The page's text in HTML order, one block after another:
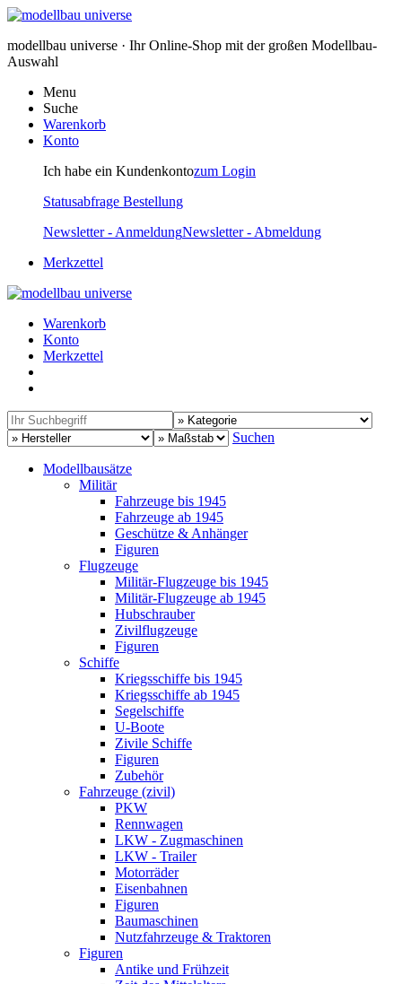
modellbau universe · Ihr Online-Shop mit der großen Modellbau-
Auswahl
Menu
Suche
Warenkorb
Konto
Ich habe ein Kundenkontozum Login
Statusabfrage Bestellung
Newsletter - AnmeldungNewsletter - Abmeldung
Merkzettel
Warenkorb
Konto
Merkzettel
Suchen
Modellbausätze
Militär
Fahrzeuge bis 1945
Fahrzeuge ab 1945
Geschütze & Anhänger
Figuren
Flugzeuge
Militär-Flugzeuge bis 1945
Militär-Flugzeuge ab 1945
Hubschrauber
Zivilflugzeuge
Figuren
Schiffe
Kriegsschiffe bis 1945
Kriegsschiffe ab 1945
Segelschiffe
U-Boote
Zivile Schiffe
Figuren
Zubehör
Fahrzeuge (zivil)
PKW
Rennwagen
LKW - Zugmaschinen
LKW - Trailer
Motorräder
Eisenbahnen
Figuren
Baumaschinen
Nutzfahrzeuge & Traktoren
Figuren
Antike und Frühzeit